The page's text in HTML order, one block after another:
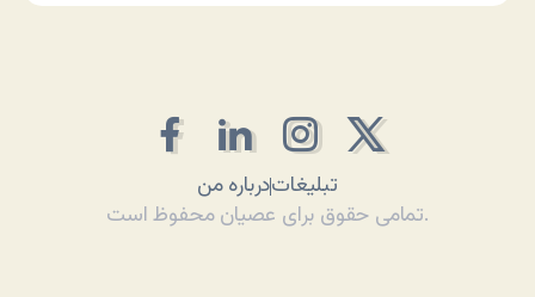
درباره منتبلیغات
تمامی حقوق برای عصیان محفوظ است.